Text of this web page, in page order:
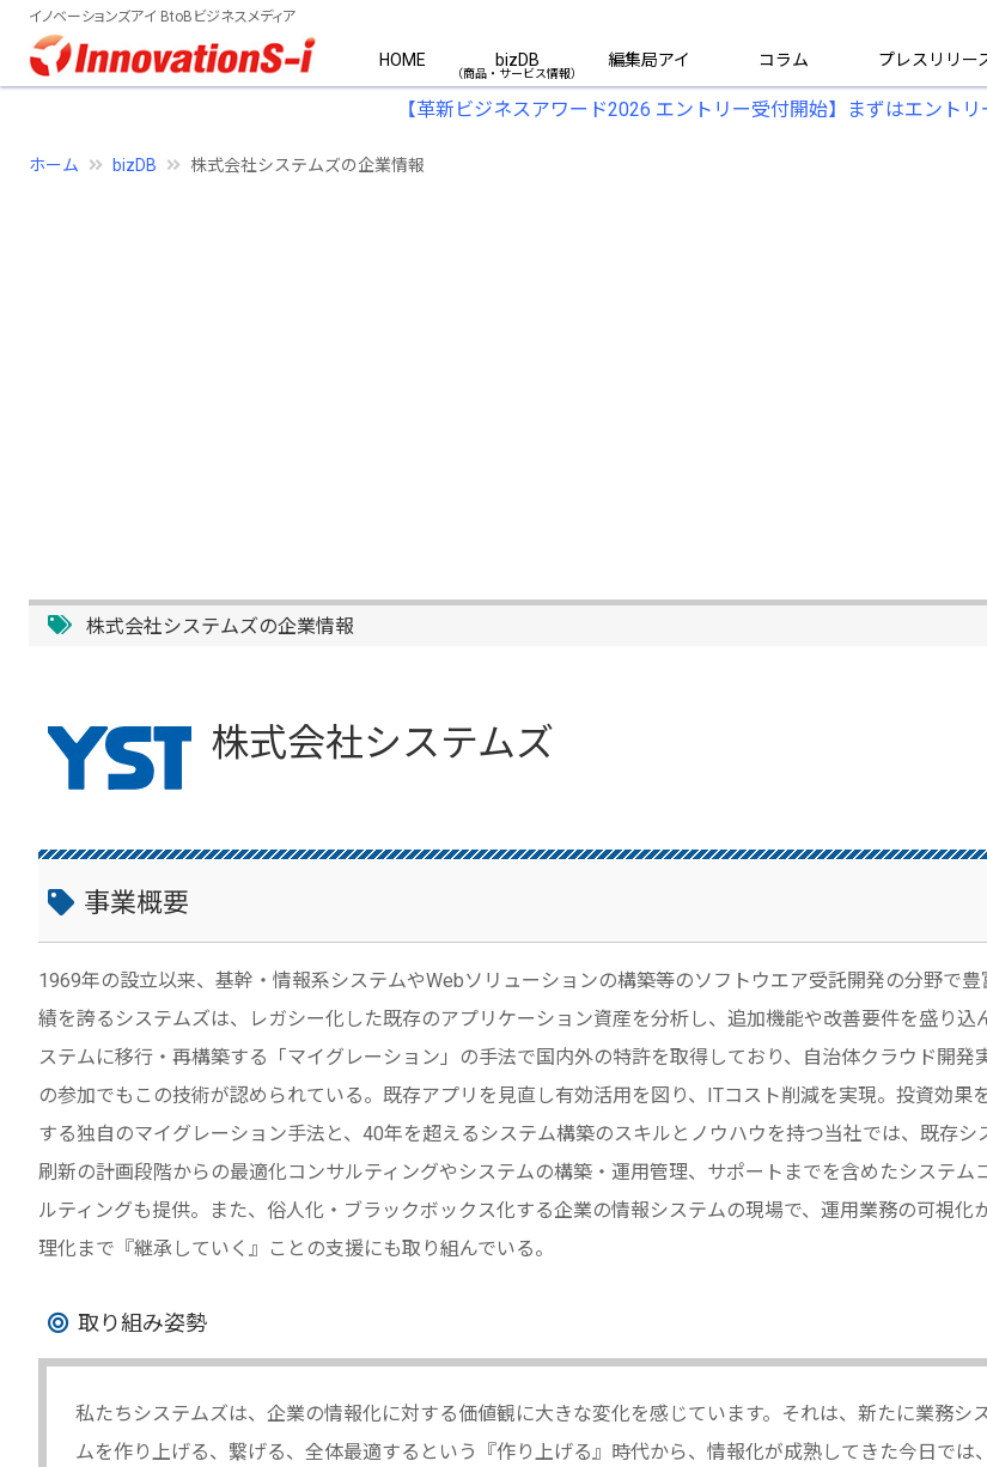
イノベーションズアイ BtoBビジネスメディア
HOME bizDB 編集局アイ コラム プレスリリー
【革新ビジネスアワード2026 エントリー受付開始】まずはエント
ホーム bizDB 株式会社システムズの企業情報
株式会社システムズの企業情報
株式会社システムズ
事業概要
1969年の設立以来、基幹・情報系システムやWebソリューションの構築等のソフトウエア受託開発の分野で豊
績を誇るシステムズは、レガシー化した既存のアプリケーション資産を分析し、追加機能や改善要件を盛り込
ステムに移行・再構築する「マイグレーション」の手法で国内外の特許を取得しており、自治体クラウド開発
の参加でもこの技術が認められている。既存アプリを見直し有効活用を図り、ITコスト削減を実現。投資効果
する独自のマイグレーション手法と、40年を超えるシステム構築のスキルとノウハウを持つ当社では、既存シ
刷新の計画段階からの最適化コンサルティングやシステムの構築・運用管理、サポートまでを含めたシステム
ルティングも提供。また、俗人化・ブラックボックス化する企業の情報システムの現場で、運用業務の可視化
理化まで『継承していく』ことの支援にも取り組んでいる。
取り組み姿勢
私たちシステムズは、企業の情報化に対する価値観に大きな変化を感じています。それは、新たに業務シ
ムを作り上げる、繋げる、全体最適するという『作り上げる』時代から、情報化が成熟してきた今日では、